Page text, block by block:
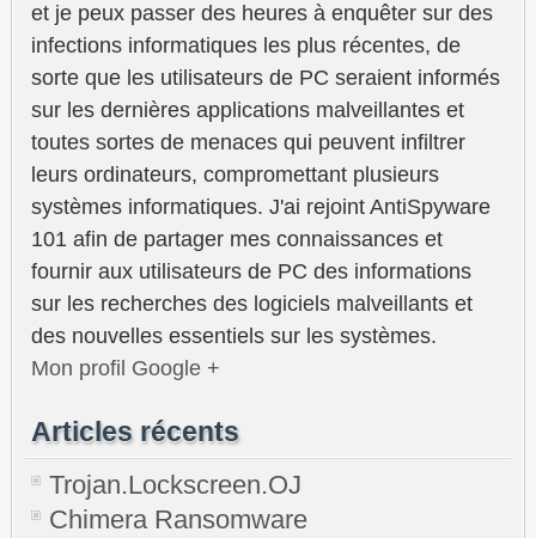
et je peux passer des heures à enquêter sur des
infections informatiques les plus récentes, de
sorte que les utilisateurs de PC seraient informés
sur les dernières applications malveillantes et
toutes sortes de menaces qui peuvent infiltrer
leurs ordinateurs, compromettant plusieurs
systèmes informatiques. J'ai rejoint AntiSpyware
101 afin de partager mes connaissances et
fournir aux utilisateurs de PC des informations
sur les recherches des logiciels malveillants et
des nouvelles essentiels sur les systèmes.
Mon profil Google +
Articles récents
Trojan.Lockscreen.OJ
Chimera Ransomware